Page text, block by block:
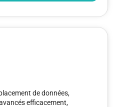
de données,
efficacement,